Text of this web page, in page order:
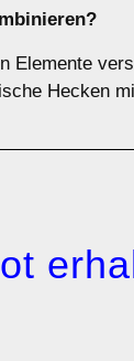
Elemente
Hecken